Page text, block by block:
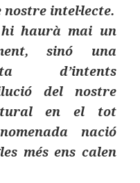
intel·lecte.
hi haurà mai un
sinó una
d’intents
del nostre
en el tot
nació
més ens calen